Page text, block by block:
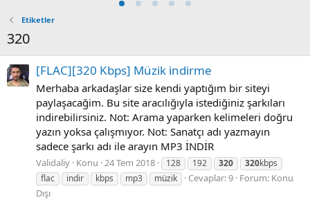
Etiketler
320
[FLAC][320 Kbps] Müzik indirme
Merhaba arkadaşlar size kendi yaptığım bir siteyi
paylaşacağim. Bu site aracılığıyla istediğiniz şarkıları
indirebilirsiniz. Not: Arama yaparken kelimeleri doğru
yazın yoksa çalışmıyor. Not: Sanatçı adı yazmayın
sadece şarkı adı ile arayın MP3 İNDİR
Validaliy Konu 24 Tem 2018 128 192 320 320kbps
flac
indir kbps mp3 müzik Cevaplar: 9 Forum: Konu
Dışı